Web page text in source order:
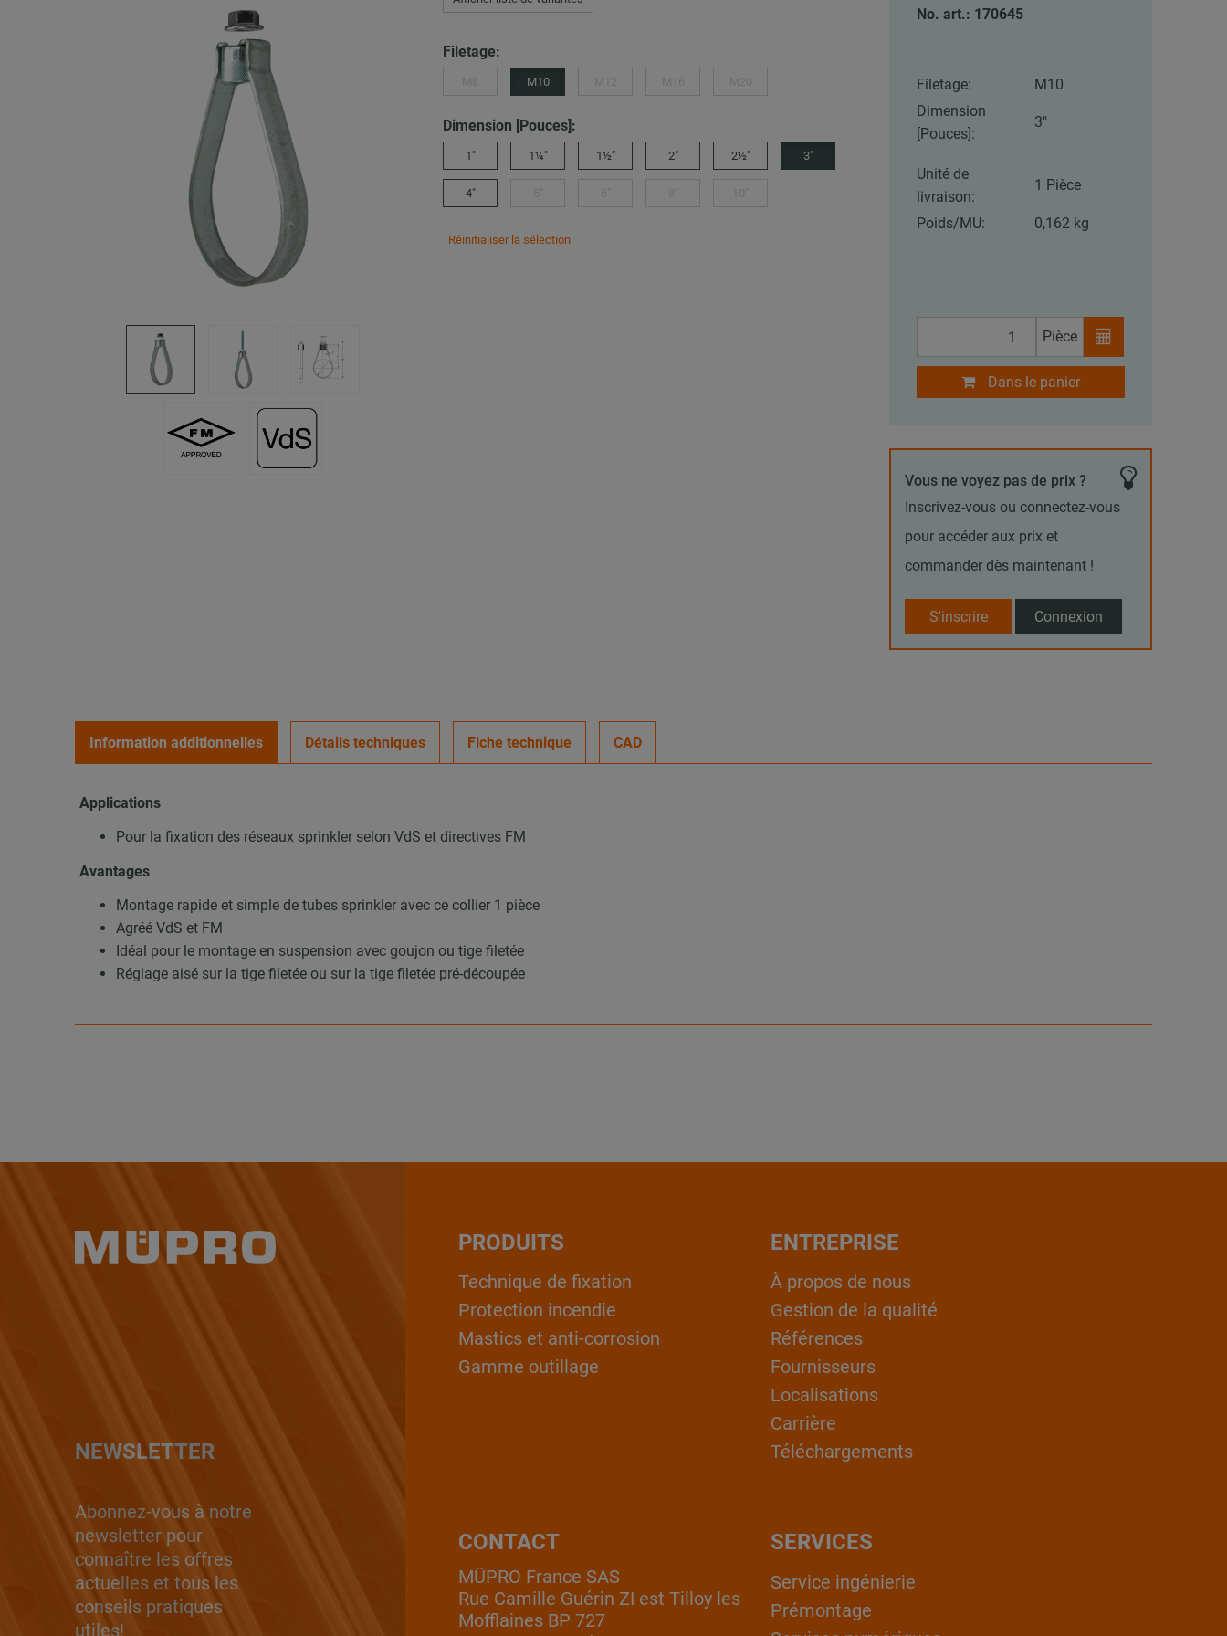
Filetage:
M10
Dimension [Pouces]:
1" 1¼" 1½" 2" 2½" 3"
4"
Réinitialiser la sélection
No. art.: 170645
Filetage:
M10
Dimension
[Pouces]:
3"
Unité de
livraison:
1 Pièce
Poids/MU: 0,162 kg
Pièce
Dans le panier
Vous ne voyez pas de prix ?
Inscrivez-vous ou connectez-vous
pour accéder aux prix et
commander dès maintenant !
S'inscrire Connexion
Information additionnelles Détails techniques Fiche technique CAD
Applications
Pour la fixation des réseaux sprinkler selon VdS et directives FM
Avantages
Montage rapide et simple de tubes sprinkler avec ce collier 1 pièce
Agréé VdS et FM
Idéal pour le montage en suspension avec goujon ou tige filetée
Réglage aisé sur la tige filetée ou sur la tige filetée pré-découpée
NEWSLETTER
Abonnez-vous à notre
newsletter pour
connaître les offres
actuelles et tous les
conseils pratiques
utiles!
PRODUITS
Technique de fixation
Protection incendie
Mastics et anti-corrosion
Gamme outillage
ENTREPRISE
À propos de nous
Gestion de la qualité
Références
Fournisseurs
Localisations
Carrière
Téléchargements
CONTACT
MÜPRO France SAS
Rue Camille Guérin ZI est Tilloy les
Mofflaines BP 727
SERVICES
Service ingénierie
Prémontage